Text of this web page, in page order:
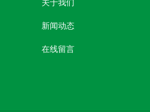
关于我们
新闻动态
在线留言